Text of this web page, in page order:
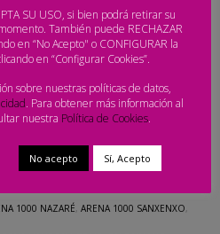
- ARENA HANDBALL TOUR
copan el protagonismo en la
de la localidad portuguesa
1000 NAZARÉ, ARENA 1000 SANXENXO,
SU USO, si bien podrá retirar su
También puede RECHAZAR
en “No Acepto" o CONFIGURAR la
en “Configurar Cookies”.
sobre nuestras políticas de datos,
. Para obtener más información al
nuestra Política de Cookies.
No acepto Sí, Acepto